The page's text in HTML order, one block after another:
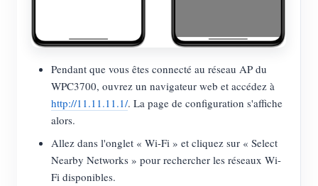
Pendant que vous êtes connecté au réseau AP du
WPC3700, ouvrez un navigateur web et accédez à
http://11.11.11.1/. La page de configuration s'affiche
alors.
Allez dans l'onglet « Wi-Fi » et cliquez sur « Select
Nearby Networks » pour rechercher les réseaux Wi-
Fi disponibles.